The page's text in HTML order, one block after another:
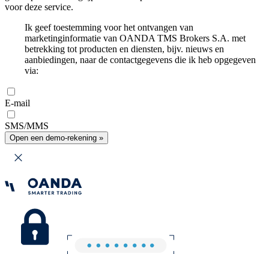
voor deze service.
Ik geef toestemming voor het ontvangen van
marketinginformatie van OANDA TMS Brokers S.A. met
betrekking tot producten en diensten, bijv. nieuws en
aanbiedingen, naar de contactgegevens die ik heb opgegeven
via:
E-mail
SMS/MMS
Open een demo-rekening »